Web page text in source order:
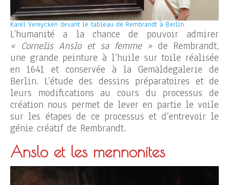
Karel Vereycken devant le tableau de Rembrandt à Berlin.
L’humanité a la chance de pouvoir admirer
« Cornelis Anslo et sa femme » de Rembrandt,
une grande peinture à l’huile sur toile réalisée
en 1641 et conservée à la Gemäldegalerie de
Berlin. L’étude des dessins préparatoires et de
leurs modifications au cours du processus de
création nous permet de lever en partie le voile
sur les étapes de ce processus et d’entrevoir le
génie créatif de Rembrandt.
Anslo et les mennonites